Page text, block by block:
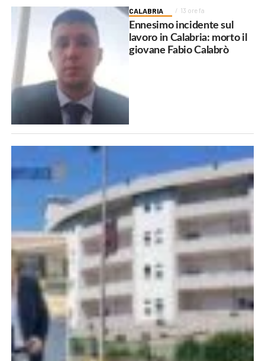
CALABRIA 13 ore fa
Ennesimo incidente sul
lavoro in Calabria: morto il
giovane Fabio Calabrò